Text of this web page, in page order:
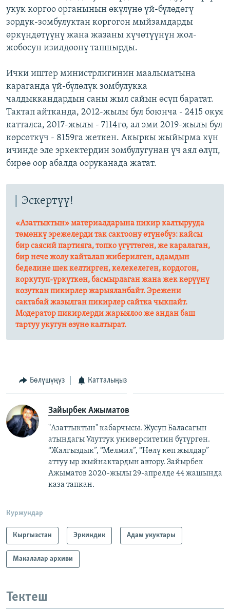
укук коргоо органынын өкүлүнө үй-бүлөдөгү
зордук-зомбулуктан коргогон мыйзамдарды
өркүндөтүүнү жана жазаны күчөтүүнүн жол-
жобосун изилдөөнү тапшырды.
Ички иштер министрлигинин маалыматына
караганда үй-бүлөлүк зомбулукка
чалдыккандардын саны жыл сайын өсүп баратат.
Тактап айтканда, 2012-жылы бул боюнча - 2415 окуя
катталса, 2017-жылы - 7114гө, ал эми 2019-жылы бул
көрсөткүч - 8159га жеткен. Акыркы жыйырма күн
ичинде эле эркектердин зомбулугунан үч аял өлүп,
бирөө оор абалда ооруканада жатат.
Эскертүү!
«Азаттыктын» материалдарына пикир калтырууда
төмөнкү эрежелерди так сактоону өтүнөбүз: кайсы
бир саясий партияга, топко үгүттөгөн, же каралаган,
бир нече жолу кайталап жиберилген, адамдын
беделине шек келтирген, келекелеген, кордогон,
коркутуп-үркүткөн, басмырлаган жана жек көрүүнү
козуткан пикирлер жарыяланбайт. Эрежени
сактабай жазылган пикирлер сайтка чыкпайт.
Модератор пикирлерди жарыялоо же андан баш
тартуу укугун өзүнө калтырат.​
Бөлүшүңүз Катталыңыз
Зайырбек Ажыматов
"Азаттыктын" кабарчысы. Жусуп Баласагын
атындагы Улуттук университетин бүтүргөн.
“Жалгыздык”, “Мелмил”, “Нөлү көп жылдар”
аттуу ыр жыйнактардын автору. Зайырбек
Ажыматов 2020-жылы 29-апрелде 44 жашында
каза тапкан.
Куржундар
Кыргызстан Эркиндик Адам укуктары
Макалалар архиви
Тектеш